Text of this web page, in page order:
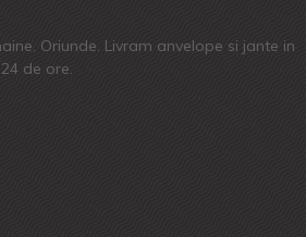
Oriunde. Livram anvelope si jante in
de ore.